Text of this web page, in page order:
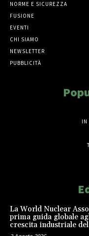
NORME E SICUREZZA
FUSIONE
EVENTI
CHI SIAMO
NEWSLETTER
PUBBLICITÀ
IN
La World Nuclear
prima guida globale
crescita industriale